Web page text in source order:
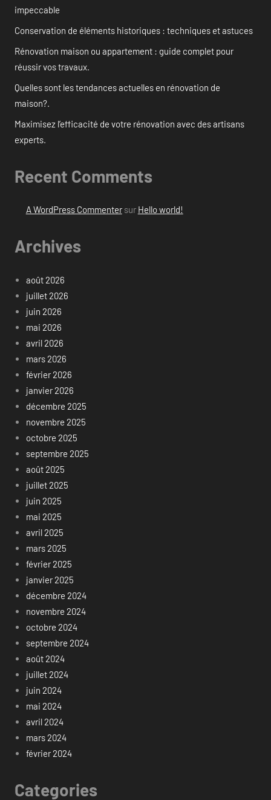
impeccable
Conservation de éléments historiques : techniques et astuces
Rénovation maison ou appartement : guide complet pour
réussir vos travaux.
Quelles sont les tendances actuelles en rénovation de
maison?.
Maximisez l’efficacité de votre rénovation avec des artisans
experts.
Recent Comments
A WordPress Commentersur Hello world!
Archives
août 2026
juillet 2026
juin 2026
mai 2026
avril 2026
mars 2026
février 2026
janvier 2026
décembre 2025
novembre 2025
octobre 2025
septembre 2025
août 2025
juillet 2025
juin 2025
mai 2025
avril 2025
mars 2025
février 2025
janvier 2025
décembre 2024
novembre 2024
octobre 2024
septembre 2024
août 2024
juillet 2024
juin 2024
mai 2024
avril 2024
mars 2024
février 2024
Categories